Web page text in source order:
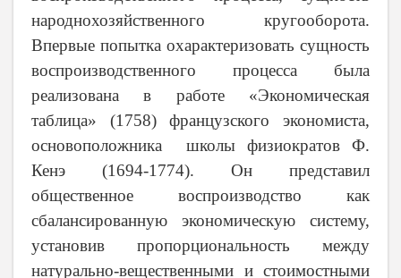
народнохозяйственного кругооборота.
Впервые попытка охарактеризовать сущность
воспроизводственного процесса была
реализована в работе «Экономическая
таблица» (1758) французского экономиста,
основоположника школы физиократов Ф.
Кенэ (1694-1774). Он представил
общественное воспроизводство как
сбалансированную экономическую систему,
установив пропорциональность между
натурально-вещественными и стоимостными